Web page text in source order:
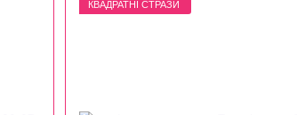
КВАДРАТНІ СТРАЗИ